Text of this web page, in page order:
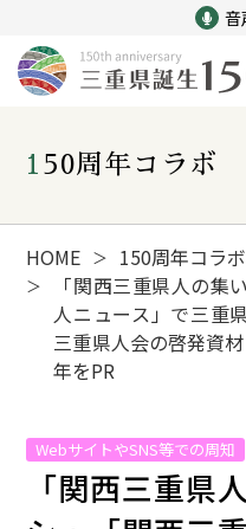
音
新着情報
みえ150年の歩み
災害
インフラ
150周年コラボ
HOME ＞ 150周年コラボ
＞
「関西三重県人の集
人ニュース」で三重
三重県人会の啓発資
年をPR
WebサイトやSNS等での周知
「関西三重県